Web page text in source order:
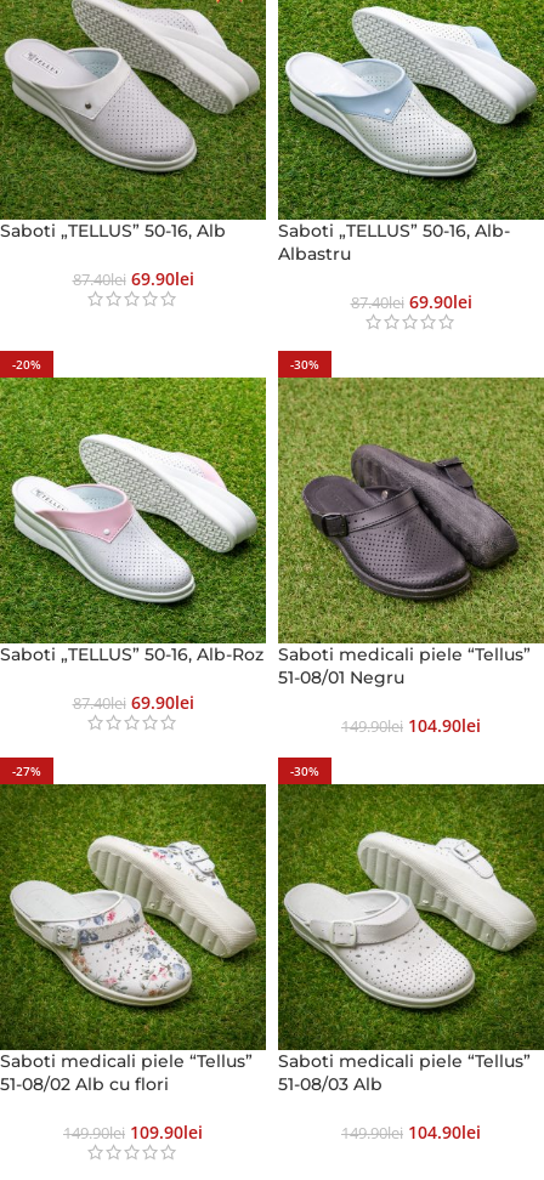
Saboti „TELLUS” 50-16, Alb
87.40Lei 69.90Lei
Saboti „TELLUS” 50-16, Alb-
Albastru
87.40Lei 69.90Lei
-20%
Saboti „TELLUS” 50-16, Alb-Roz
87.40Lei 69.90Lei
-30%
Saboti medicali piele “Tellus”
51-08/01 Negru
149.90Lei 104.90Lei
-27%
Saboti medicali piele “Tellus”
51-08/02 Alb cu flori
149.90Lei 109.90Lei
-30%
Saboti medicali piele “Tellus”
51-08/03 Alb
149.90Lei 104.90Lei